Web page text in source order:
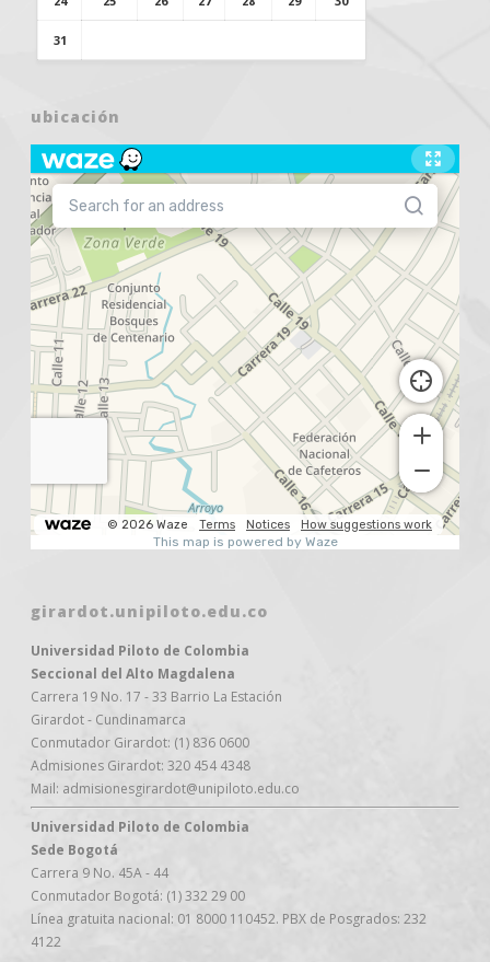
31
ubicación
girardot.unipiloto.edu.co
Universidad Piloto de Colombia
Seccional del Alto Magdalena
Carrera 19 No. 17 - 33 Barrio La Estación
Girardot - Cundinamarca
Conmutador Girardot: (1) 836 0600
Admisiones Girardot: 320 454 4348
Mail: admisionesgirardot@unipiloto.edu.co
Universidad Piloto de Colombia
Sede Bogotá
Carrera 9 No. 45A - 44
Conmutador Bogotá: (1) 332 29 00
Línea gratuita nacional: 01 8000 110452. PBX de Posgrados: 232
4122